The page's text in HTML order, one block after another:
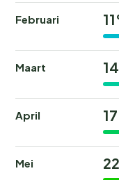
Februari
Maart
April
Mei